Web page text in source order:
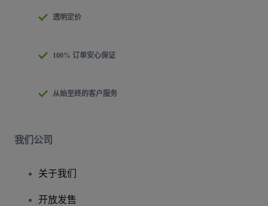
透明定价
100% 订单安心保证
从始至终的客户服务
我们公司
关于我们
开放发售